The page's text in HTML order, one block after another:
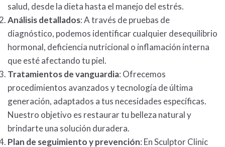
salud, desde la dieta hasta el manejo del estrés.
Análisis detallados: A través de pruebas de
diagnóstico, podemos identificar cualquier desequilibrio
hormonal, deficiencia nutricional o inflamación interna
que esté afectando tu piel.
Tratamientos de vanguardia: Ofrecemos
procedimientos avanzados y tecnología de última
generación, adaptados a tus necesidades específicas.
Nuestro objetivo es restaurar tu belleza natural y
brindarte una solución duradera.
Plan de seguimiento y prevención: En Sculptor Clinic